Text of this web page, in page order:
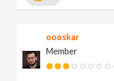
oooskar
Member